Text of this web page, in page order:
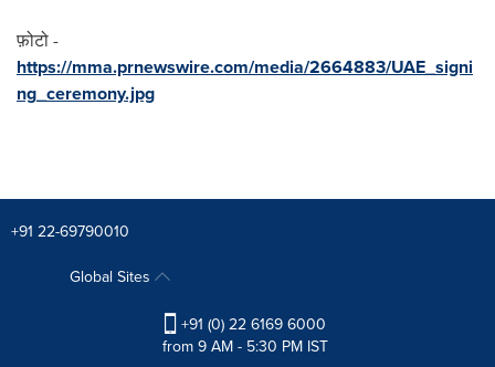
फ़ोटो -
https://mma.prnewswire.com/media/2664883/UAE_signi
ng_ceremony.jpg
+91 22-69790010
Global Sites
+91 (0) 22 6169 6000
from 9 AM - 5:30 PM IST